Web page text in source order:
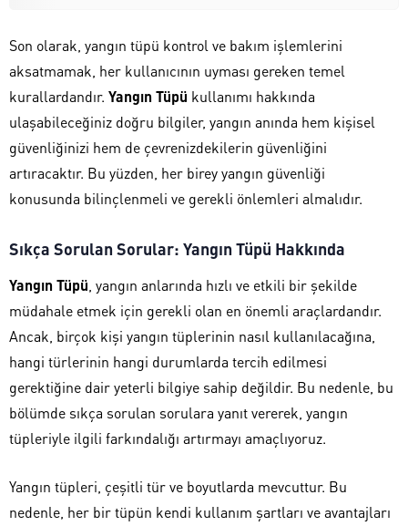
Son olarak, yangın tüpü kontrol ve bakım işlemlerini
aksatmamak, her kullanıcının uyması gereken temel
kurallardandır. Yangın Tüpü kullanımı hakkında
ulaşabileceğiniz doğru bilgiler, yangın anında hem kişisel
güvenliğinizi hem de çevrenizdekilerin güvenliğini
artıracaktır. Bu yüzden, her birey yangın güvenliği
konusunda bilinçlenmeli ve gerekli önlemleri almalıdır.
Sıkça Sorulan Sorular: Yangın Tüpü Hakkında
Yangın Tüpü , yangın anlarında hızlı ve etkili bir şekilde
müdahale etmek için gerekli olan en önemli araçlardandır.
Ancak, birçok kişi yangın tüplerinin nasıl kullanılacağına,
hangi türlerinin hangi durumlarda tercih edilmesi
gerektiğine dair yeterli bilgiye sahip değildir. Bu nedenle, bu
bölümde sıkça sorulan sorulara yanıt vererek, yangın
tüpleriyle ilgili farkındalığı artırmayı amaçlıyoruz.
Yangın tüpleri, çeşitli tür ve boyutlarda mevcuttur. Bu
nedenle, her bir tüpün kendi kullanım şartları ve avantajları